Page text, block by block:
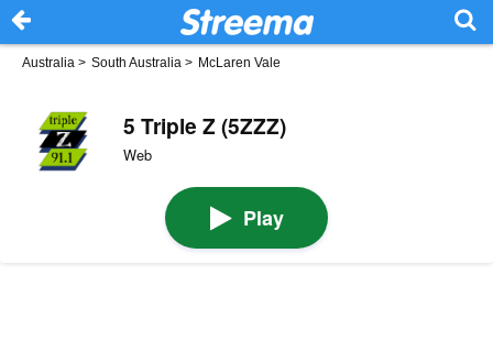
Australia > South Australia > McLaren Vale
5 Triple Z (5ZZZ)
Web
Play